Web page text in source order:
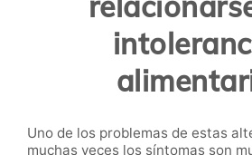
Uno de los problemas de estas
muchas veces los síntomas son